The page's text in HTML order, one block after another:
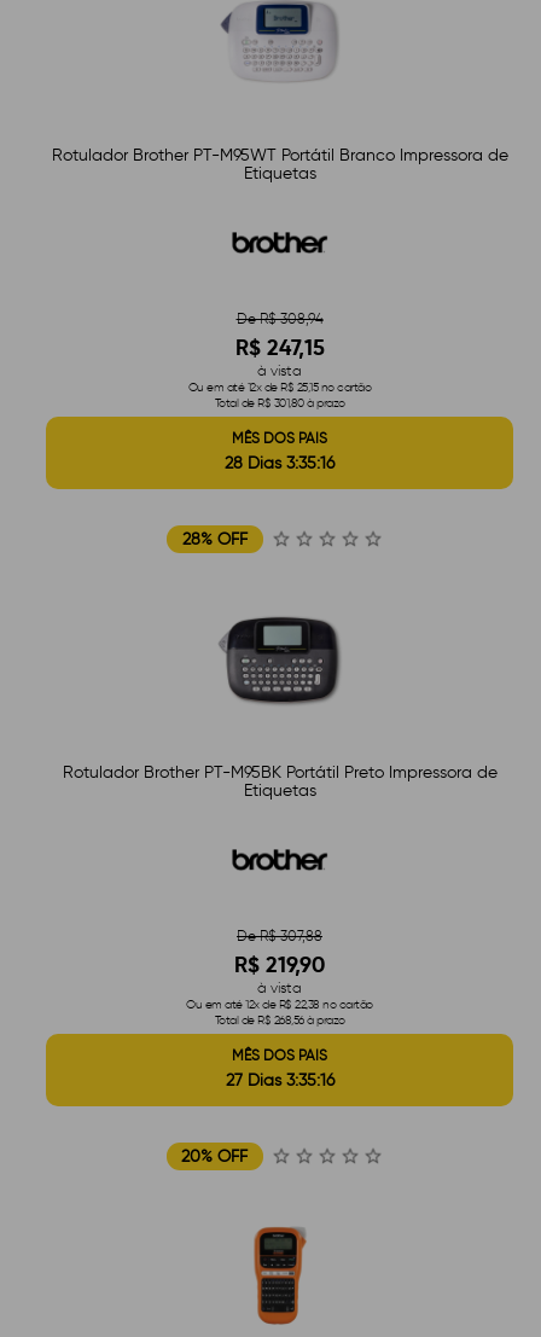
Rotulador Brother PT-M95WT Portátil Branco Impressora de
Etiquetas
De R$ 308,94
R$ 247,15
à vista
Ou em até 12x de R$ 25,15 no cartão
Total de R$ 301,80 à prazo
MÊS DOS PAIS
28 Dias 3:35:15
28% OFF
Rotulador Brother PT-M95BK Portátil Preto Impressora de
Etiquetas
De R$ 307,88
R$ 219,90
à vista
Ou em até 12x de R$ 22,38 no cartão
Total de R$ 268,56 à prazo
MÊS DOS PAIS
27 Dias 3:35:15
20% OFF